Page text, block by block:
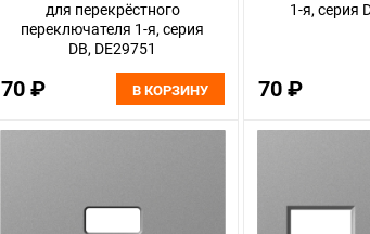
для перекрёстного
переключателя 1-я, серия
DB, DE29751
70 ₽ В КОРЗИНУ
1-я, серия
70 ₽